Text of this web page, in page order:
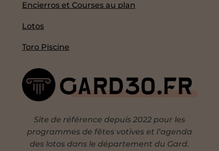
Encierros et Courses au plan
Lotos
Toro Piscine
Site de référence depuis 2022 pour les
programmes de fêtes votives et l’agenda
des lotos dans le département du Gard.